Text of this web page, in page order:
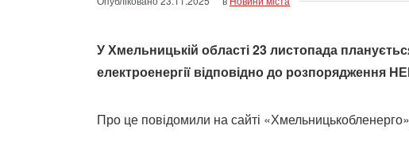
У Хмельницькій області 23 листопада
електроенергії відповідно до розпорядження
Про це повідомили на сайті